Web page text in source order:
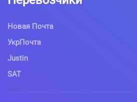
Новая Почта
УкрПочта
Justin
SAT